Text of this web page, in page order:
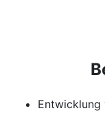
Entwicklung